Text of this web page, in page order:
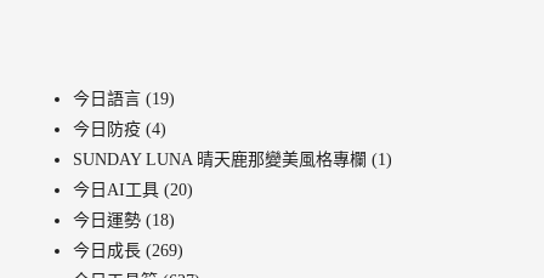
今日語言 (19)
今日防疫 (4)
SUNDAY LUNA 晴天鹿那變美風格專欄 (1)
今日AI工具 (20)
今日運勢 (18)
今日成長 (269)